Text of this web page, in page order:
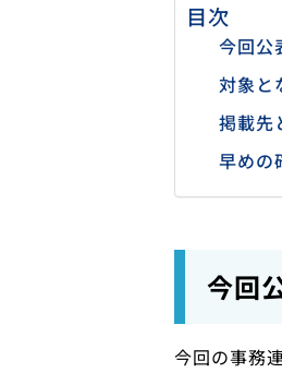
目次
今回公
対象と
掲載先
早めの
今回
今回の事務